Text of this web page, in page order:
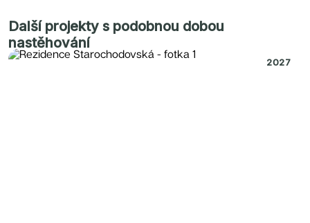
Další projekty s podobnou dobou
nastěhování
2027